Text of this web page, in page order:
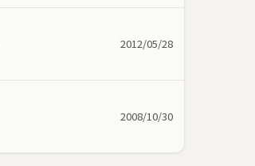
2012/05/28
2008/10/30